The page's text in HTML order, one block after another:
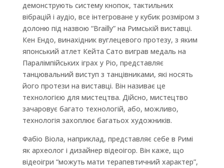
демонструють систему кнопок, тактильних
вібрацій і аудіо, все інтегроване у кубик розміром з
долоню під назвою “Brailly” на Римській виставці.
Кен Ендо, винахідник вуглецевого протезу, з яким
японський атлет Кейта Сато виграв медаль на
Паралімпійських іграх у Ріо, представляє
танцювальний виступ з танцівниками, які носять
його протези на виставці. Він називає це
технологією для мистецтва. Дійсно, мистецтво
зачаровує багато технологій, або, можливо,
технологія захоплює багатьох художників.
Фабіо Віола, наприклад, представляє себе в Римі
як археолог і дизайнер відеоігор. Він каже, що
відеоігри “можуть мати терапевтичний характер”,